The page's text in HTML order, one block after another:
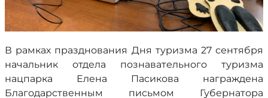
В рамках празднования Дня туризма 27 сентября
начальник отдела познавательного туризма
нацпарка Елена Пасикова награждена
Благодарственным письмом Губернатора